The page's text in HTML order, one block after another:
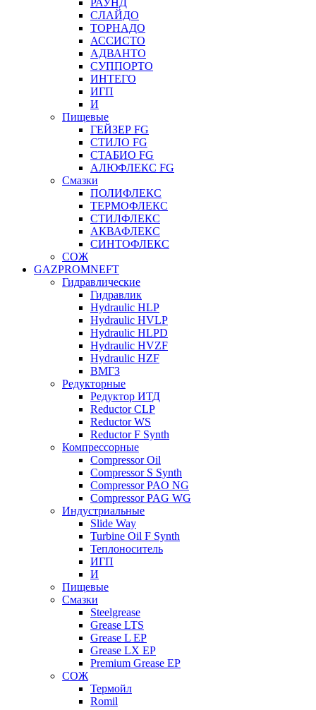
РАУНД
СЛАЙДО
ТОРНАДО
АССИСТО
АДВАНТО
СУППОРТО
ИНТЕГО
ИГП
И
Пищевые
ГЕЙЗЕР FG
СТИЛО FG
СТАБИО FG
АЛЮФЛЕКС FG
Смазки
ПОЛИФЛЕКС
ТЕРМОФЛЕКС
СТИЛФЛЕКС
АКВАФЛЕКС
СИНТОФЛЕКС
СОЖ
GAZPROMNEFT
Гидравлические
Гидравлик
Hydraulic HLP
Hydraulic HVLP
Hydraulic HLPD
Hydraulic HVZF
Hydraulic HZF
ВМГЗ
Редукторные
Редуктор ИТД
Reductor CLP
Reductor WS
Reductor F Synth
Компрессорные
Compressor Oil
Compressor S Synth
Compressor PAO NG
Compressor PAG WG
Индустриальные
Slide Way
Turbine Oil F Synth
Теплоноситель
ИГП
И
Пищевые
Смазки
Steelgrease
Grease LTS
Grease L EP
Grease LX EP
Premium Grease EP
СОЖ
Термойл
Romil